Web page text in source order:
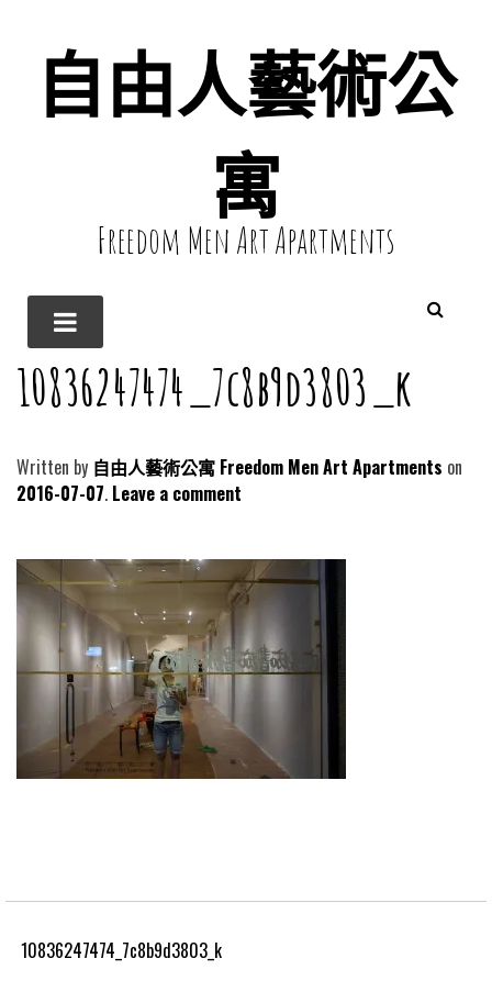
自由人藝術公
寓
Freedom Men Art Apartments
10836247474_7c8b9d3803_k
Written by 自由人藝術公寓 Freedom Men Art Apartments
2016-07-07 Leave a comment
10836247474_7c8b9d3803_k